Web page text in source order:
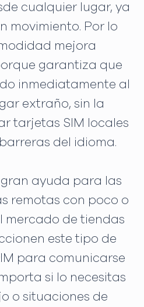
cualquier lugar, ya
movimiento. Por lo
mejora
garantiza que
inmediatamente al
extraño, sin la
tarjetas SIM locales
del idioma.
gran ayuda para las
remotas con poco o
mercado de tiendas
este tipo de
para comunicarse
si lo necesitas
o situaciones de